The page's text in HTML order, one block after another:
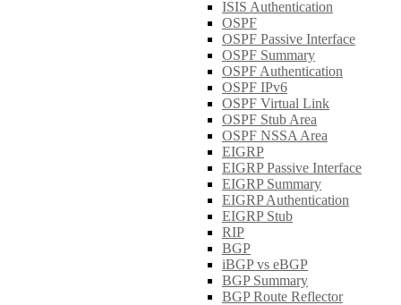
ISIS Authentication
OSPF
OSPF Passive Interface
OSPF Summary
OSPF Authentication
OSPF IPv6
OSPF Virtual Link
OSPF Stub Area
OSPF NSSA Area
EIGRP
EIGRP Passive Interface
EIGRP Summary
EIGRP Authentication
EIGRP Stub
RIP
BGP
iBGP vs eBGP
BGP Summary
BGP Route Reflector